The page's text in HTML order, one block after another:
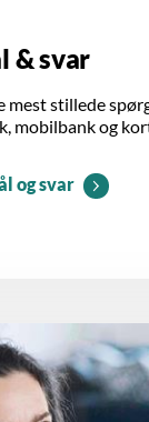
& svar
mest stillede
mobilbank og
og svar